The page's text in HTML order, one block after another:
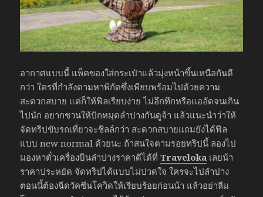
อากาศแบบนี้ แพ็คของใส่กระเป๋าแล้วมุ่งหน้าขึ้นเหนือกันดี
กว่า ใครที่กำลังตามหาพิกัดซึ่งเพียบพร้อมไปด้วยความ
สะดวกสบาย แต่ก็ให้ฟีลเรียบง่าย ไม่อึกทึกหรือแออัดจนเกิน
ไปนัก อยากชวนให้ปักหมุดลำปางกันดูจ้า แล้วแนะนำว่าให้
จัดทริปขับรถเที่ยวจะชิลล์กว่า สะดวกสบายแถมยังได้ฟีล
แบบ new normal ด้วยนะ ถ้าสนใจตามรอยทริปนี้ ลองไป
มองหาตั๋วเครื่องบินลำปางราคาดีได้ที่Traveloka เลยน้า
ราคาประหยัด จัดทริปได้แบบไม่ปวดใจ ใครจะไปลำปาง
ตอนนี้ต้องฉีดวัคซีนโควิดให้เรียบร้อยก่อนน้า แล้วอย่าลืม